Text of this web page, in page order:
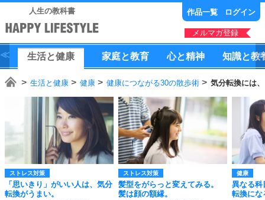
人生の教科書 作品一覧 ログイン
メルマガ登録
生活と健康 家庭と教育 心と精神 知識と教
生活と健康 健康 健康につながる30の散歩術 気分転換には
ストレス対策
「思いきり」がいい人は、気分
転換がうまい。
ストレス対策
髪型をがらっと変えてみる。
髪は顔の額縁。
健康
異なる科
転換にな